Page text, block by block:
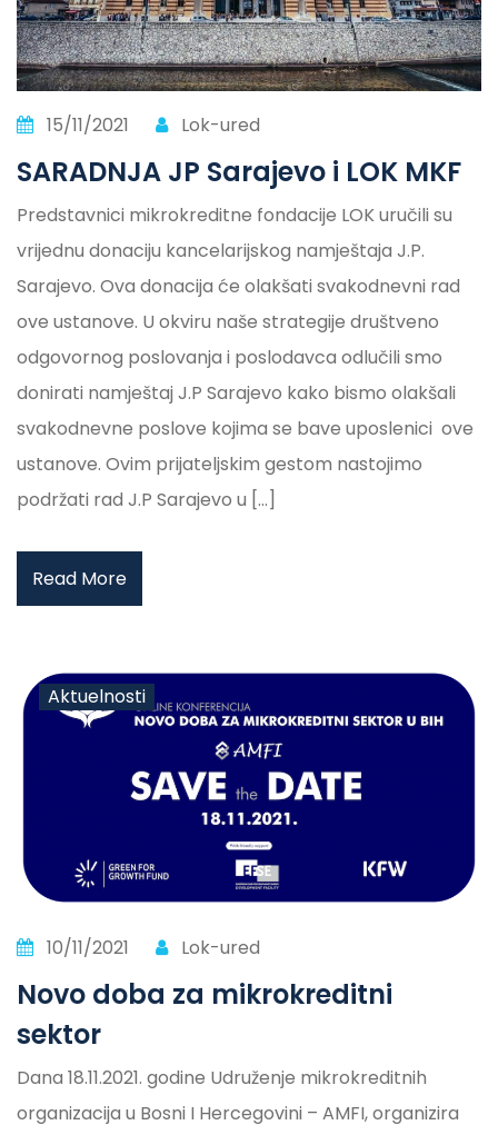
15/11/2021 Lok-ured
SARADNJA JP Sarajevo i LOK MKF
Predstavnici mikrokreditne fondacije LOK uručili su
vrijednu donaciju kancelarijskog namještaja J.P.
Sarajevo. Ova donacija će olakšati svakodnevni rad
ove ustanove. U okviru naše strategije društveno
odgovornog poslovanja i poslodavca odlučili smo
donirati namještaj J.P Sarajevo kako bismo olakšali
svakodnevne poslove kojima se bave uposlenici ove
ustanove. Ovim prijateljskim gestom nastojimo
podržati rad J.P Sarajevo u […]
Read More
Aktuelnosti
10/11/2021 Lok-ured
Novo doba za mikrokreditni
sektor
Dana 18.11.2021. godine Udruženje mikrokreditnih
organizacija u Bosni I Hercegovini – AMFI, organizira